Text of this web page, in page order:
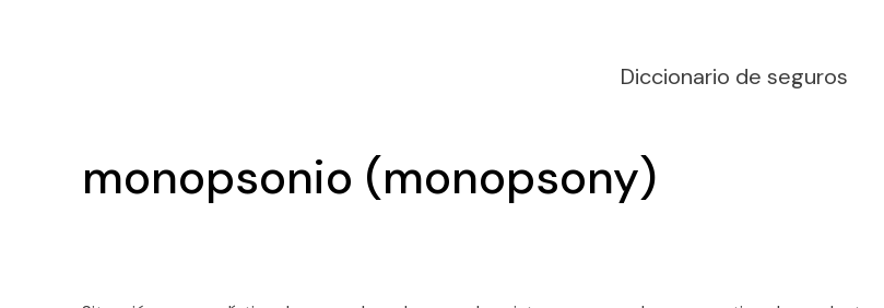
Diccionario de seguros
monopsonio (monopsony)